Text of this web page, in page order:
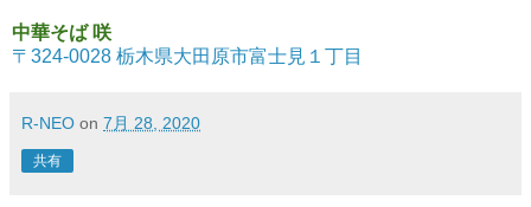
中華そば 咲
〒324-0028 栃木県大田原市富士見１丁目
R-NEO on 7月 28, 2020
共有